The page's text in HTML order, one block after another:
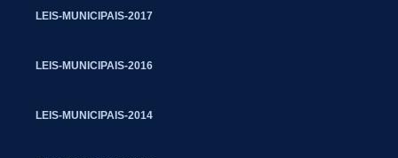
LEIS-MUNICIPAIS-2017
LEIS-MUNICIPAIS-2016
LEIS-MUNICIPAIS-2014